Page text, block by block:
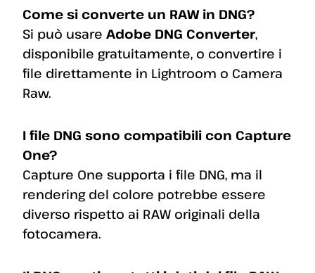
Come si converte un RAW in DNG?
Si può usare Adobe DNG Converter,
disponibile gratuitamente, o convertire i
file direttamente in Lightroom o Camera
Raw.
I file DNG sono compatibili con Capture
One?
Capture One supporta i file DNG, ma il
rendering del colore potrebbe essere
diverso rispetto ai RAW originali della
fotocamera.